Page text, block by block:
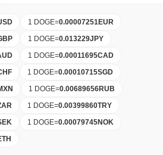
1 DOGE=0.00007251EUR
1 DOGE=0.013229JPY
1 DOGE=0.00011695CAD
1 DOGE=0.00010715SGD
1 DOGE=0.00689656RUB
1 DOGE=0.00399860TRY
1 DOGE=0.00079745NOK